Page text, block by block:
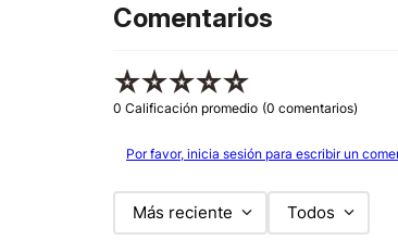
Comentarios
☆☆☆☆☆
0 Calificación promedio (0 comentarios)
Por favor, inicia sesión para escribir un
Más reciente Todos